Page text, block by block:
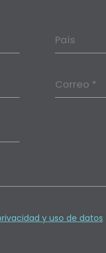
País
Correo *
y uso de datos